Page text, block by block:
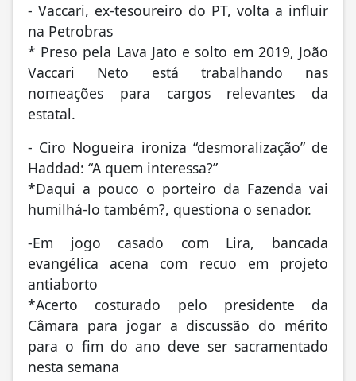
- Vaccari, ex-tesoureiro do PT, volta a influir
na Petrobras
* Preso pela Lava Jato e solto em 2019, João
Vaccari Neto está trabalhando nas
nomeações para cargos relevantes da
estatal.
- Ciro Nogueira ironiza “desmoralização” de
Haddad: “A quem interessa?”
*Daqui a pouco o porteiro da Fazenda vai
humilhá-lo também?, questiona o senador.
-Em jogo casado com Lira, bancada
evangélica acena com recuo em projeto
antiaborto
*Acerto costurado pelo presidente da
Câmara para jogar a discussão do mérito
para o fim do ano deve ser sacramentado
nesta semana